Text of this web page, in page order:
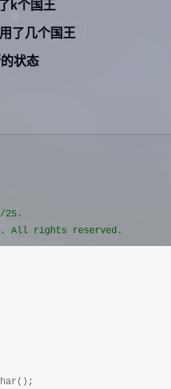
k个国王
了几个国王
状态